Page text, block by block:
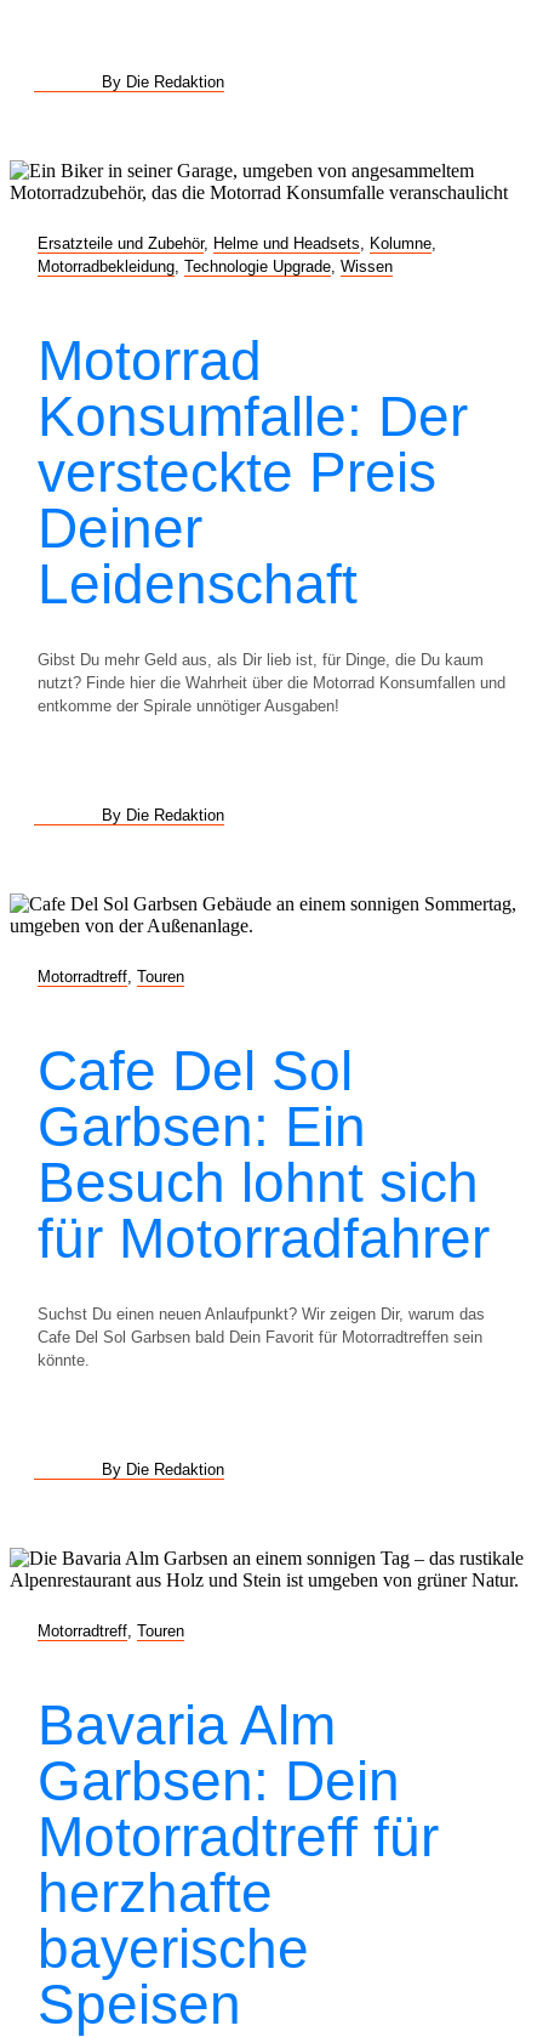
By Die Redaktion
Ersatzteile und Zubehör, Helme und Headsets Kolumne
Motorradbekleidung Technologie Upgrade Wissen
Motorrad
Konsumfalle: Der
versteckte Preis
Deiner
Leidenschaft
Gibst Du mehr Geld aus, als Dir lieb ist, für Dinge, die Du kaum
nutzt? Finde hier die Wahrheit über die Motorrad Konsumfallen und
entkomme der Spirale unnötiger Ausgaben!
By Die Redaktion
Motorradtreff Touren
Cafe Del Sol
Garbsen: Ein
Besuch lohnt sich
für Motorradfahrer
Suchst Du einen neuen Anlaufpunkt? Wir zeigen Dir, warum das
Cafe Del Sol Garbsen bald Dein Favorit für Motorradtreffen sein
könnte.
By Die Redaktion
Motorradtreff Touren
Bavaria Alm
Garbsen: Dein
Motorradtreff für
herzhafte
bayerische
Speisen